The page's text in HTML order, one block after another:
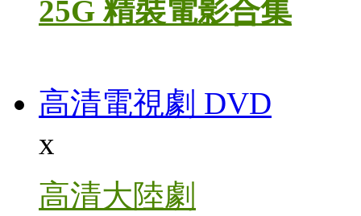
25G 精裝電影合集
高清電視劇 DVD
x
高清大陸劇